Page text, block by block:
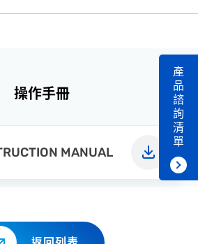
操作手冊
MANUAL
產
品
諮
詢
清
單